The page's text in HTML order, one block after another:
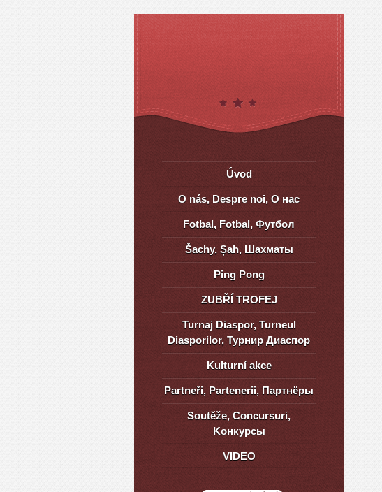
Úvod
O nás, Despre noi, О нас
Fotbal, Fotbal, Футбол
Šachy, Șah, Шахматы
Ping Pong
ZUBŘÍ TROFEJ
Turnaj Diaspor, Turneul
Diasporilor, Турнир Диаспор
Kulturní akce
Partneři, Partenerii, Партнёры
Soutěže, Concursuri,
Kонкурсы
VIDEO